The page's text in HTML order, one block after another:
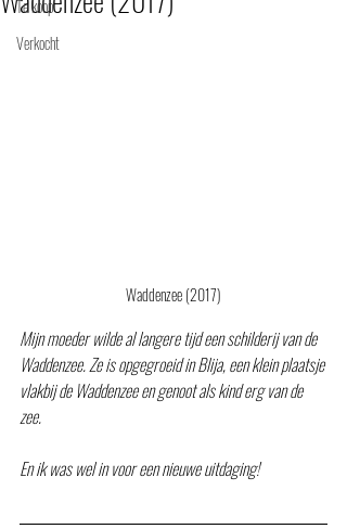
Te koop
Verkocht
Waddenzee (2017)
Mijn moeder wilde al langere tijd een schilderij van de
Waddenzee. Ze is opgegroeid in Blija, een klein plaatsje
vlakbij de Waddenzee en genoot als kind erg van de
zee.
En ik was wel in voor een nieuwe uitdaging!